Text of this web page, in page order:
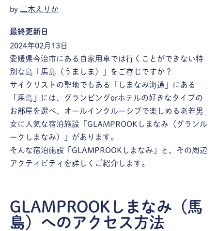
by 二木えりか
最終更新日
2024年02月13日
愛媛県今治市にある自家用車では行くことができない特
別な島「馬島（うましま）」をご存じですか？
サイクリストの聖地でもある「しまなみ海道」にある
「馬島」には、グランピングorホテルの好きなタイプの
お部屋を選べ、オールインクルーシブで楽しめる老若男
女に人気な宿泊施設「GLAMPROOKしまなみ（グランル
ークしまなみ）」があります。
そんな宿泊施設「GLAMPROOKしまなみ」と、その周辺
アクティビティを詳しくご紹介します。
GLAMPROOKしまなみ（馬
島）へのアクセス方法